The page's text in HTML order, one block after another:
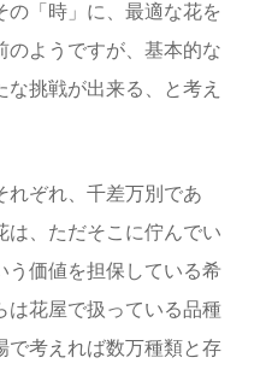
の「時」に、最適な花を
のようですが、基本的な
挑戦が出来る、と考え
れぞれ、千差万別であ
は、ただそこに佇んでい
う価値を担保している希
は花屋で扱っている品種
で考えれば数万種類と存